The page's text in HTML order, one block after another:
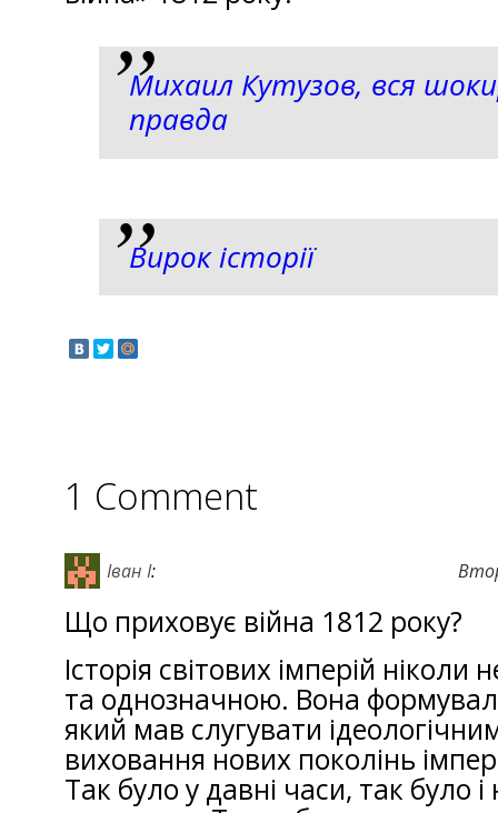
Михаил Кутузов, вся
правда
Вирок історії
1 Comment
Іван І:
Що приховує війна 1812 року?
Історія світових імперій
та однозначною. Вона
який мав слугувати
виховання нових поколінь
Так було у давні часи, так було